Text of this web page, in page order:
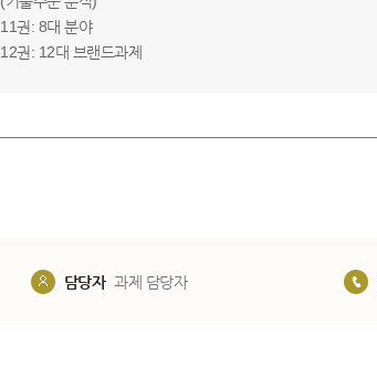
11권: 8대 분야
12권: 12대 브랜드과제
담당자 과제 담당자